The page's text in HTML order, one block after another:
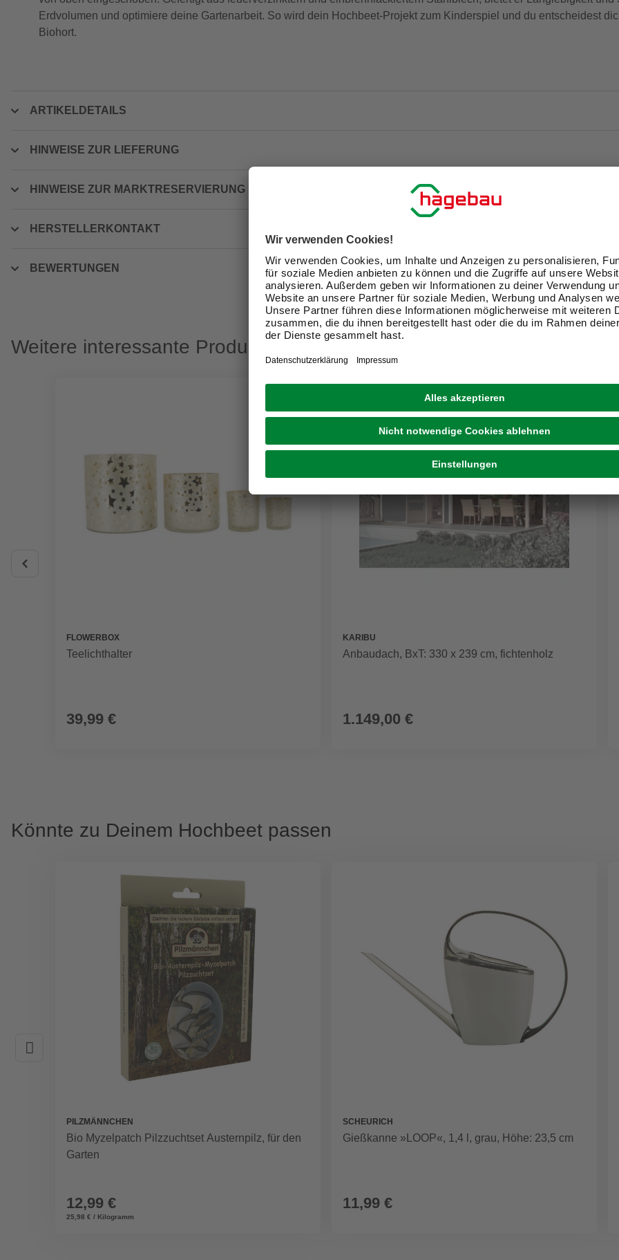
Erdvolumen und optimiere deine Gartenarbeit. So wird dein Hochbeet-Projekt zum Kinderspiel und du entscheidest
Biohort.
ARTIKELDETAILS
HINWEISE ZUR LIEFERUNG
HINWEISE ZUR MARKTRESERVIERUNG
HERSTELLERKONTAKT
BEWERTUNGEN
Weitere interessante Produkte
FLOWERBOX
Teelichthalter
39,99 €
KARIBU
Anbaudach, BxT: 330 x 239 cm, fichtenholz
1.149,00 €
Könnte zu Deinem Hochbeet passen
PILZMÄNNCHEN
Bio Myzelpatch Pilzzuchtset Austernpilz, für den
Garten
12,99 €
25,98 € / Kilogramm
SCHEURICH
Gießkanne »LOOP«, 1,4 l, grau, Höhe: 23,5 cm
11,99 €